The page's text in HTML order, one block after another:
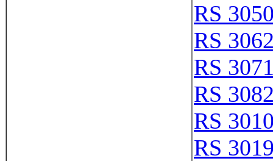
RS
RS
RS
RS
RS
RS